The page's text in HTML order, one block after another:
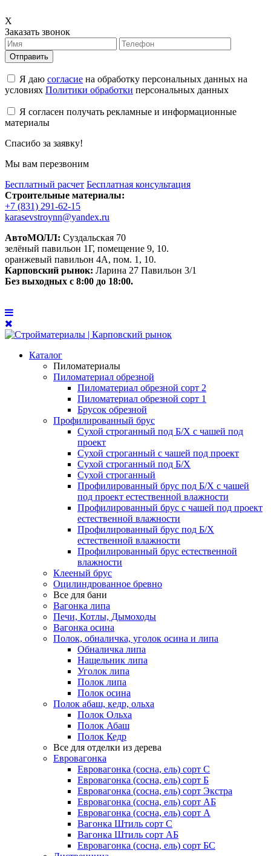
X
Заказать звонок
Отправить
Я даю согласие на обработку персональных данных на
условиях Политики обработки персональных данных
Я согласен получать рекламные и информационные
материалы
Спасибо за заявку!
Мы вам перезвоним
Бесплатный расчет Бесплатная консультация
Строительные материалы:
+7 (831) 291-62-15
karasevstroynn@yandex.ru
АвтоМОЛЛ: Суздальская 70
зелёный павильон 1Г, помещение 9, 10.
оранжевый павильон 4А, пом. 1, 10.
Карповский рынок: Ларина 27 Павильон 3/1
Без выходных с 8:00 до 18:00.
Каталог
Пиломатериалы
Пиломатериал обрезной
Пиломатериал обрезной сорт 2
Пиломатериал обрезной сорт 1
Брусок обрезной
Профилированный брус
Сухой строганный под Б/Х с чашей под
проект
Сухой строганный с чашей под проект
Сухой строганный под Б/Х
Сухой строганный
Профилированный брус под Б/Х с чашей
под проект естественной влажности
Профилированный брус с чашей под проект
естественной влажности
Профилированный брус под Б/Х
естественной влажности
Профилированный брус естественной
влажности
Клееный брус
Оцилиндрованное бревно
Все для бани
Вагонка липа
Печи, Котлы, Дымоходы
Вагонка осина
Полок, обналичка, уголок осина и липа
Обналичка липа
Нащельник липа
Уголок липа
Полок липа
Полок осина
Полок абаш, кедр, ольха
Полок Ольха
Полок Абаш
Полок Кедр
Все для отделки из дерева
Евровагонка
Евровагонка (сосна, ель) сорт С
Евровагонка (сосна, ель) сорт Б
Евровагонка (сосна, ель) сорт Экстра
Евровагонка (сосна, ель) сорт АБ
Евровагонка (сосна, ель) сорт А
Вагонка Штиль сорт С
Вагонка Штиль сорт АБ
Евровагонка (сосна, ель) сорт БС